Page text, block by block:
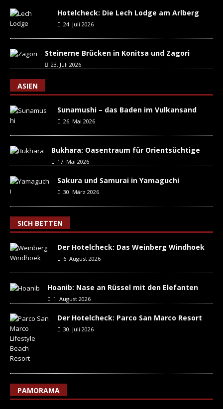
Hotelcheck: Die Lech Lodge am Arlberg
24. Juli 2026
Steinerne Brücken in Konitsa und Zagori
23. Juli 2026
ASIEN
Sunamushi – das Baden im Vulkansand
26. Mai 2026
Bukhara: Oasentraum für Orientsüchtige
17. Mai 2026
Sakura und Samurai in Yamaguchi
30. März 2026
SICH BETTEN
Der Hotelcheck: Das Weinberg Windhoek
6. August 2026
Hoanib: Nase an Rüssel mit den Elefanten
1. August 2026
Der Hotelcheck: Parco San Marco Resort
30. Juli 2026
PAMORAMA